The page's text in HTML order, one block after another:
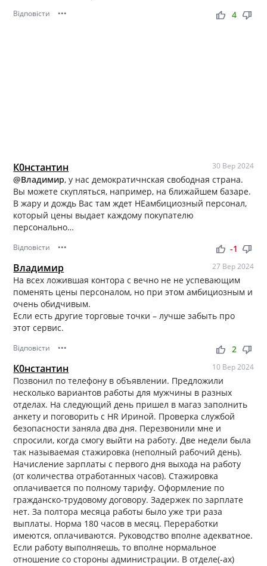
Відповісти ••• thumb_up thumb_down
4
К0нстантин 30 Вер 2024
@Владимир, у нас демократичнская свободная страна.
Вы можете скупляться, например, на ближайшем базаре.
В жару и дождь Вас там ждет НЕамбициозный персонал,
который цены выдает каждому покупателю
персонально…
Відповісти ••• thumb_up thumb_down
-1
Владимир 27 Вер 2024
На всех ложившая контора с вечно не не успевающим
поменять цены персоналом, но при этом амбициозным и
очень обидчивым.
Если есть другие торговые точки – лучше забыть про
этот сервис.
Відповісти ••• thumb_up thumb_down
2
К0нстантин 10 Вер 2024
Позвонил по телефону в объявлении. Предложили
несколько вариантов работы для мужчины в разных
отделах. На следующий день пришел в магаз заполнить
анкету и поговорить с HR Ириной. Проверка службой
безопасности заняла два дня. Перезвонили мне и
спросили, когда смогу выйти на работу. Две недели была
так называемая стажировка (неполный рабочий день).
Начисление зарплаты с первого дня выхода на работу
(от количества отработанных часов). Стажировка
оплачивается по полному тарифу. Оформление по
гражданско-трудовому договору. Задержек по зарплате
нет. За полтора месяца работы было уже три раза
выплаты. Норма 180 часов в месяц. Переработки
имеются, оплачиваются. Руководство вполне адекватное.
Если работу выполняешь, то вполне нормальное
отношение со стороны администрации. В отделе(-ах)